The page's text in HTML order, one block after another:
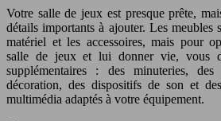
Votre salle de jeux est presque prête,
détails importants à ajouter. Les meubles
matériel et les accessoires, mais pour
salle de jeux et lui donner vie, vous
supplémentaires : des minuteries,
décoration, des dispositifs de son et
multimédia adaptés à votre équipement.